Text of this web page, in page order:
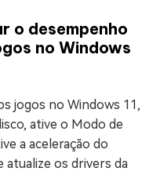
o desempenho
no Windows
jogos no Windows 11,
ative o Modo de
a aceleração do
atualize os drivers da